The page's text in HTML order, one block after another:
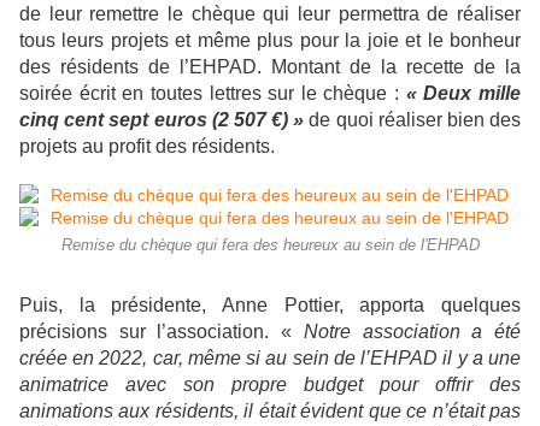
de leur remettre le chèque qui leur permettra de réaliser
tous leurs projets et même plus pour la joie et le bonheur
des résidents de l’EHPAD. Montant de la recette de la
soirée écrit en toutes lettres sur le chèque : « Deux mille
cinq cent sept euros (2 507 €) » de quoi réaliser bien des
projets au profit des résidents.
Remise du chèque qui fera des heureux au sein de l'EHPAD
Puis, la présidente, Anne Pottier, apporta quelques
précisions sur l’association. « Notre association a été
créée en 2022, car, même si au sein de l’EHPAD il y a une
animatrice avec son propre budget pour offrir des
animations aux résidents, il était évident que ce n’était pas